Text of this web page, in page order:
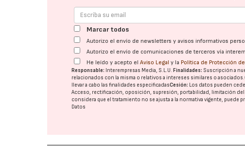
Marcar todos
Autorizo el envío de newsletters y avisos informativos
Autorizo el envío de comunicaciones de terceros vía
He leído y acepto elAviso Legal y la Política de Protección
Responsable: Interempresas Media, S.L.U.Finalidades: Suscripción a
relacionados con la misma o relativos a intereses similares o asociados.
llevar a cabo las finalidades especificadasCesión: Los datos pueden
Acceso, rectificación, oposición, supresión, portabilidad, limitación
considera que el tratamiento no se ajusta a la normativa vigente, puede
Datos